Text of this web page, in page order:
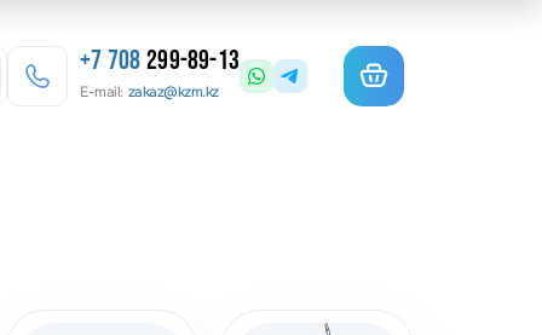
+7 708299-89-13
E-mail: zakaz@kzm.kz